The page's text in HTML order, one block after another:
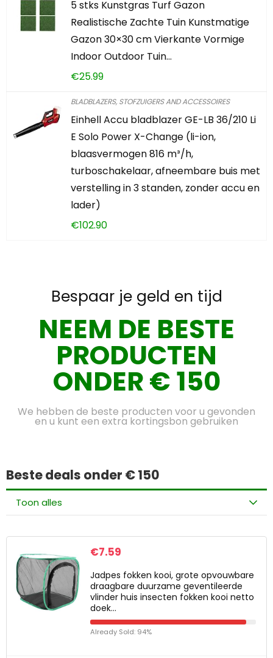
5 stks Kunstgras Turf Gazon
Realistische Zachte Tuin Kunstmatige
Gazon 30×30 cm Vierkante Vormige
Indoor Outdoor Tuin…
€25.99
BLADBLAZERS, STOFZUIGERS AND ACCESSOIRES
Einhell Accu bladblazer GE-LB 36/210 Li
E Solo Power X-Change (li-ion,
blaasvermogen 816 m³/h,
turboschakelaar, afneembare buis met
verstelling in 3 standen, zonder accu en
lader)
€102.90
Bespaar je geld en tijd
NEEM DE BESTE
PRODUCTEN
ONDER € 150
We hebben de beste producten voor u gevonden
en u kunt een extra kortingsbon gebruiken
Beste deals onder € 150
Toon alles
€7.59
Jadpes fokken kooi, grote opvouwbare
draagbare duurzame geventileerde
vlinder huis insecten fokken kooi netto
doek…
Already Sold: 94%